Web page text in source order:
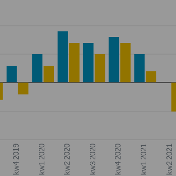
kw4 2019 kw1 2020 kw2 2020 kw3 2020 kw4 2020 kw1 2021 kw2 2021